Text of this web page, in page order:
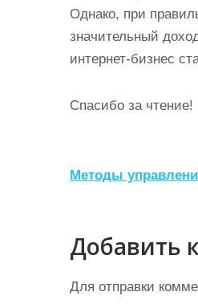
Однако, при
значительный
интернет-бизнес
Спасибо за чтение!
Н
в
и
г
Методы
Добавить
Для отправки